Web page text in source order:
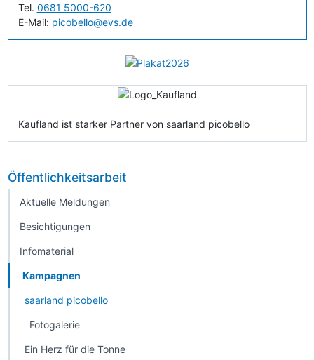
Öffentlichkeitsarbeit
Aktuelle Meldungen
Besichtigungen
Infomaterial
Kampagnen
saarland picobello
Fotogalerie
Ein Herz für die Tonne
Tel. 0681 5000-620
E-Mail: picobello@evs.de
Kaufland ist starker Partner von saarland picobello